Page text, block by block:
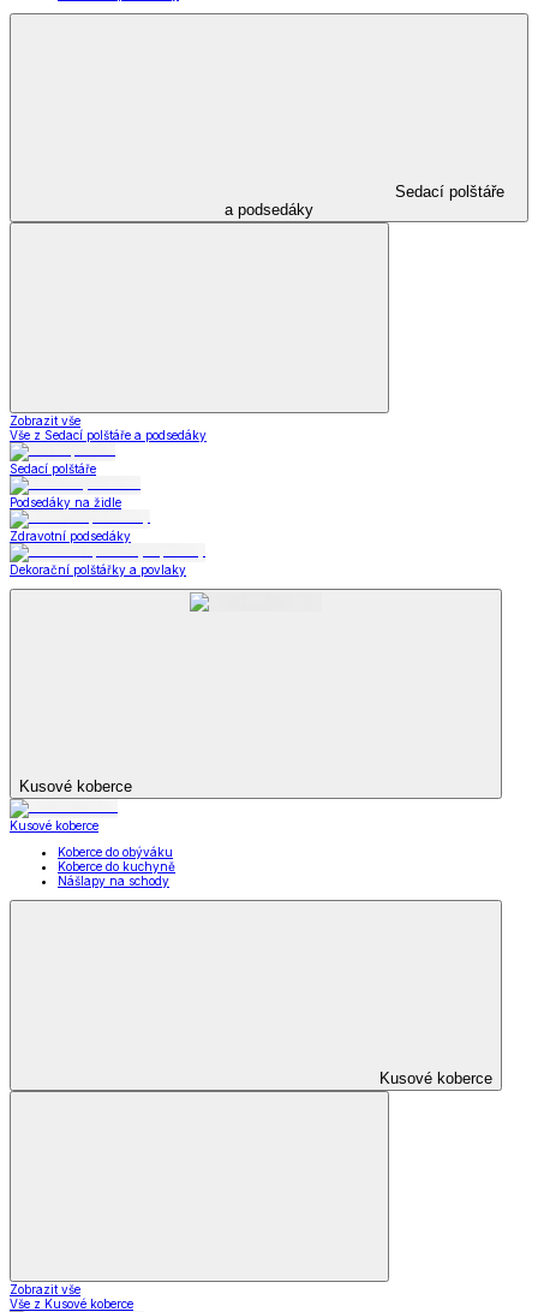
Sedací polštáře
a podsedáky
Zobrazit vše
Vše z Sedací polštáře a podsedáky
Sedací polštáře
Podsedáky na židle
Zdravotní podsedáky
Dekorační polštářky a povlaky
Kusové koberce
Kusové koberce
Koberce do obýváku
Koberce do kuchyně
Nášlapy na schody
Kusové koberce
Zobrazit vše
Vše z Kusové koberce